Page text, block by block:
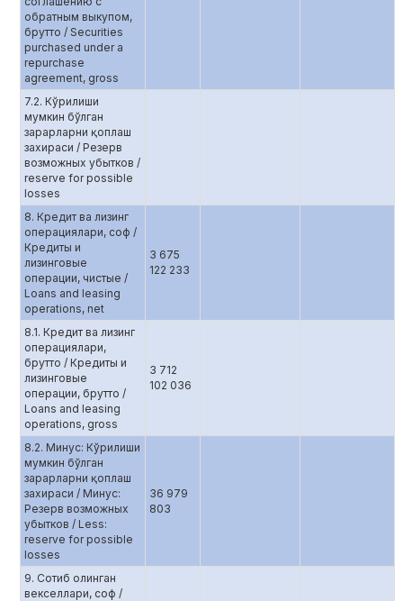
обратным выкупом,
брутто / Securities
purchased under a
repurchase
agreement, gross
7.2. Кўрилиши
мумкин бўлган
зарарларни қоплаш
захираси / Резерв
возможных убытков /
reserve for possible
losses
8. Кредит ва лизинг
операциялари, соф /
Кредиты и
лизинговые
операции, чистые /
Loans and leasing
operations, net
3 675
122 233
8.1. Кредит ва лизинг
операциялари,
брутто / Кредиты и
лизинговые
операции, брутто /
Loans and leasing
operations, gross
3 712
102 036
8.2. Минус: Кўрилиши
мумкин бўлган
зарарларни қоплаш
захираси / Минус:
Резерв возможных
убытков / Less:
reserve for possible
losses
36 979
803
9. Сотиб олинган
векселлари, соф /